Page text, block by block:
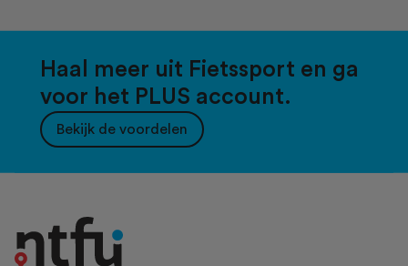
Haal meer uit Fietssport en ga
voor het PLUS account.
Bekijk de voordelen